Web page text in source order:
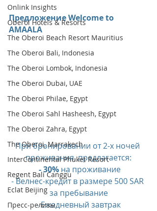
Onlink Insights
Oberoi Hotels & Resorts
The Oberoi Beach Resort Mauritius
The Oberoi Bali, Indonesia
The Oberoi Lombok, Indonesia
The Oberoi Dubai, UAE
The Oberoi Philae, Egypt
The Oberoi Sahl Hasheesh, Egypt
The Oberoi Zahra, Egypt
The Oberoi, Marrakech
InterContinental Phuket Resort
Regent Bali Canggu
Eclat Beijing
Пресс-релизы
Предложение Welcome to
AMAALA
При бронировании от 2-х ночей
проживания, предлагается:
- 30% на проживание
- Велнес-кредит в размере 500 SAR
за пребывание
- Ежедневный завтрак